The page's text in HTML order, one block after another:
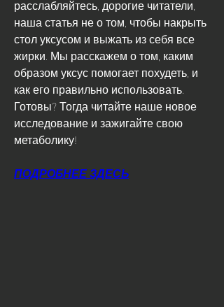
расслабляйтесь, дорогие читатели,
наша статья не о том, чтобы накрыть
стол уксусом и выжать из себя все
жирки. Мы расскажем о том, каким
образом уксус помогает похудеть, и
как его правильно использовать.
Готовы? Тогда читайте наше новое
исследование и зажигайте свою
метаболику!
ПОДРОБНЕЕ ЗДЕСЬ